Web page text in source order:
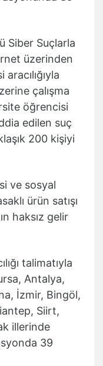
Siber Suçlarla
üzerinden
çalışma
öğrencisi
edilen suç
200 kişiyi
ve sosyal
ürün satışı
haksız gelir
talimatıyla
Antalya,
İzmir, Bingöl,
Siirt,
illerinde
39